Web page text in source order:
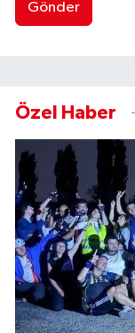
Gönder
Özel Haber